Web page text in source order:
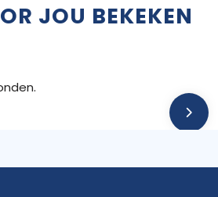
JOU BEKEKEN